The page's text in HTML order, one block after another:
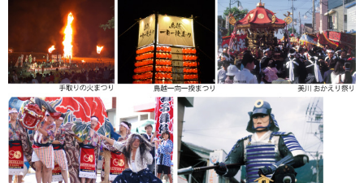
森景楽天市場店で色んな種類の裃を販売しております!!